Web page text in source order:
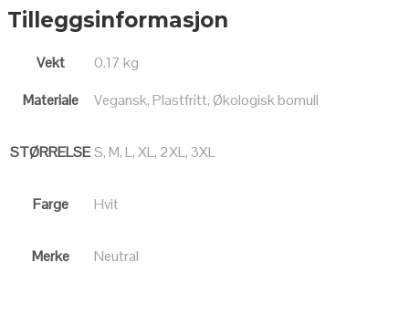
Tilleggsinformasjon
Vekt
0.17 kg
Materiale
Vegansk, Plastfritt, Økologisk bomull
STØRRELSES, M, L, XL, 2XL, 3XL
Farge Hvit
Merke Neutral